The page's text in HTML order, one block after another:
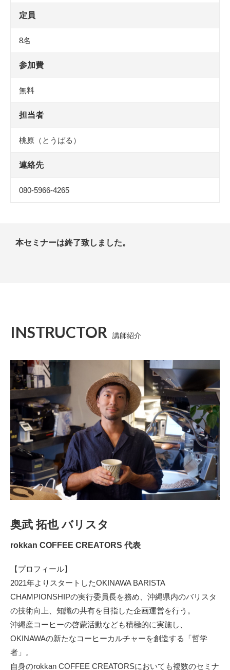
定員
8名
参加費
無料
担当者
桃原（とうばる）
連絡先
080-5966-4265
本セミナーは終了致しました。
INSTRUCTOR 講師紹介
奥武 拓也 バリスタ
rokkan COFFEE CREATORS 代表
【プロフィール】
2021年よりスタートしたOKINAWA BARISTA
CHAMPIONSHIPの実行委員長を務め、沖縄県内のバリスタ
の技術向上、知識の共有を目指した企画運営を行う。
沖縄産コーヒーの啓蒙活動なども積極的に実施し、
OKINAWAの新たなコーヒーカルチャーを創造する「哲学
者」。
自身のrokkan COFFEE CREATORSにおいても複数のセミナ